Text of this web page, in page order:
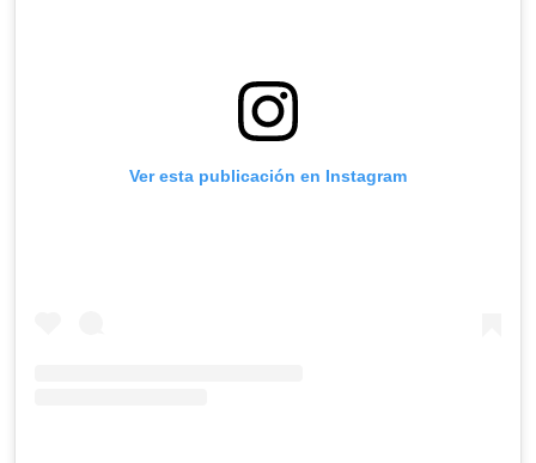
Ver esta publicación en Instagram